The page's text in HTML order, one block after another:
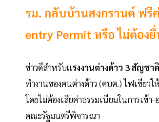
รม. กลับบ้านสงกรานต์ ฟรี
entry Permit หรือ ไม่ต้อง
ข่าวดีสำหรับแรงงานต่างด้าว 3 สัญชา
ทำงานของคนต่างด้าว (คบต.) ไฟเขียว
โดยไม่ต้องเสียค่าธรรมเนียมในการเ
คณะรัฐมนตรีพิจารณา